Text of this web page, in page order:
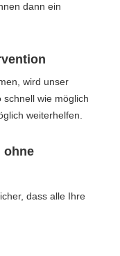
dann ein
wird unser
schnell wie möglich
weiterhelfen.
ohne
dass alle Ihre